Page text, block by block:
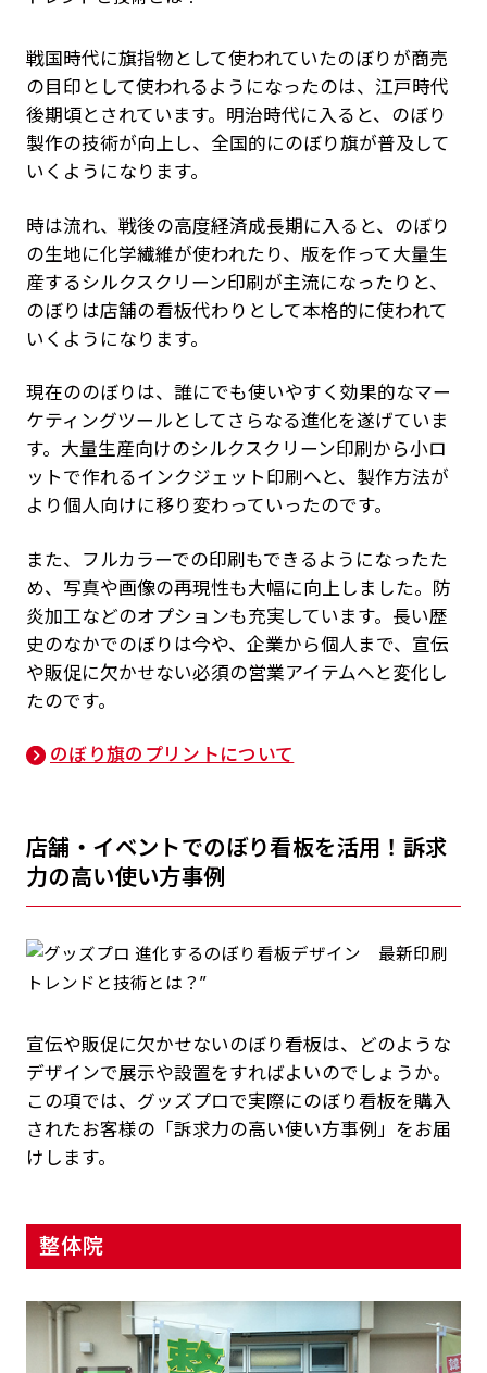
戦国時代に旗指物として使われていたのぼりが商売
の目印として使われるようになったのは、江戸時代
後期頃とされています。明治時代に入ると、のぼり
製作の技術が向上し、全国的にのぼり旗が普及して
いくようになります。
時は流れ、戦後の高度経済成長期に入ると、のぼり
の生地に化学繊維が使われたり、版を作って大量生
産するシルクスクリーン印刷が主流になったりと、
のぼりは店舗の看板代わりとして本格的に使われて
いくようになります。
現在ののぼりは、誰にでも使いやすく効果的なマー
ケティングツールとしてさらなる進化を遂げていま
す。大量生産向けのシルクスクリーン印刷から小ロ
ットで作れるインクジェット印刷へと、製作方法が
より個人向けに移り変わっていったのです。
また、フルカラーでの印刷もできるようになったた
め、写真や画像の再現性も大幅に向上しました。防
炎加工などのオプションも充実しています。長い歴
史のなかでのぼりは今や、企業から個人まで、宣伝
や販促に欠かせない必須の営業アイテムへと変化し
たのです。
のぼり旗のプリントについて
店舗・イベントでのぼり看板を活用！訴求
力の高い使い方事例
宣伝や販促に欠かせないのぼり看板は、どのような
デザインで展示や設置をすればよいのでしょうか。
この項では、グッズプロで実際にのぼり看板を購入
されたお客様の「訴求力の高い使い方事例」をお届
けします。
整体院